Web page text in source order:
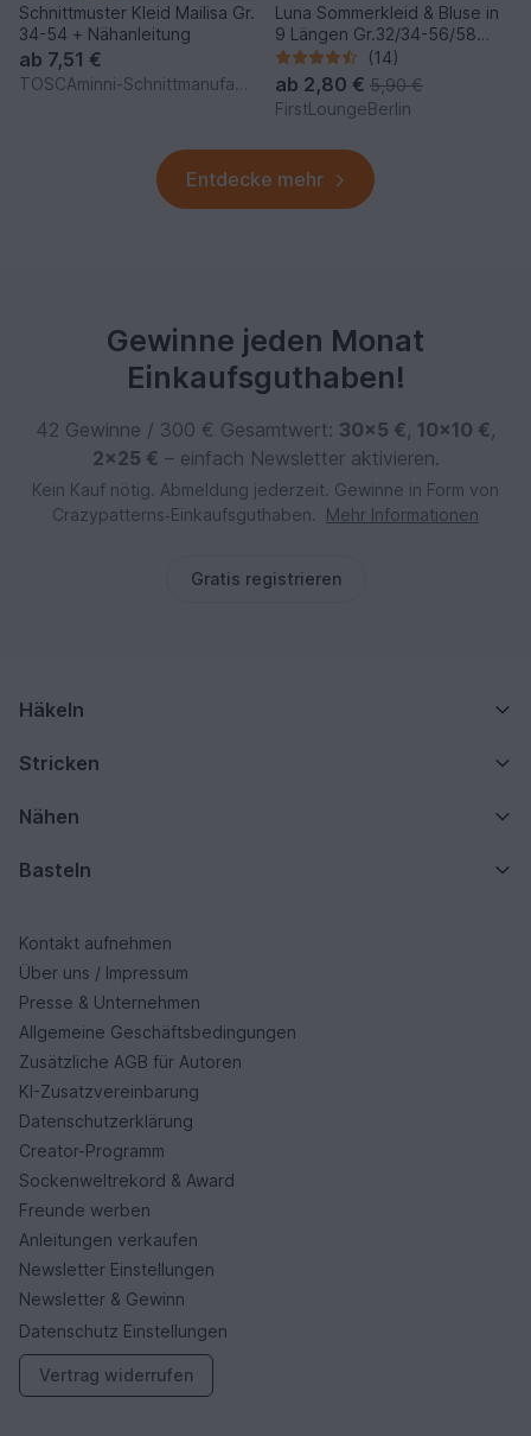
Schnittmuster Kleid Mailisa Gr.
34-54 + Nähanleitung
ab 7,51 €
TOSCAminni-Schnittmanufaktur
Luna Sommerkleid & Bluse in
9 Längen Gr.32/34-56/58
Schnitt & Anleitung
Damenkleid Damenbluse Shirt
(14)
ab 2,80 € 5,90 €
FirstLoungeBerlin
Entdecke mehr
Gewinne jeden Monat
Einkaufsguthaben!
42 Gewinne / 300 € Gesamtwert: 30×5 €, 10×10 €,
2×25 € – einfach Newsletter aktivieren.
Kein Kauf nötig. Abmeldung jederzeit. Gewinne in Form von
Crazypatterns‑Einkaufsguthaben.
Mehr Informationen
Gratis registrieren
Häkeln
Stricken
Nähen
Basteln
Kontakt aufnehmen
Über uns / Impressum
Presse & Unternehmen
Allgemeine Geschäftsbedingungen
Zusätzliche AGB für Autoren
KI-Zusatzvereinbarung
Datenschutzerklärung
Creator-Programm
Sockenweltrekord & Award
Freunde werben
Anleitungen verkaufen
Newsletter Einstellungen
Newsletter & Gewinn
Datenschutz Einstellungen
Vertrag widerrufen